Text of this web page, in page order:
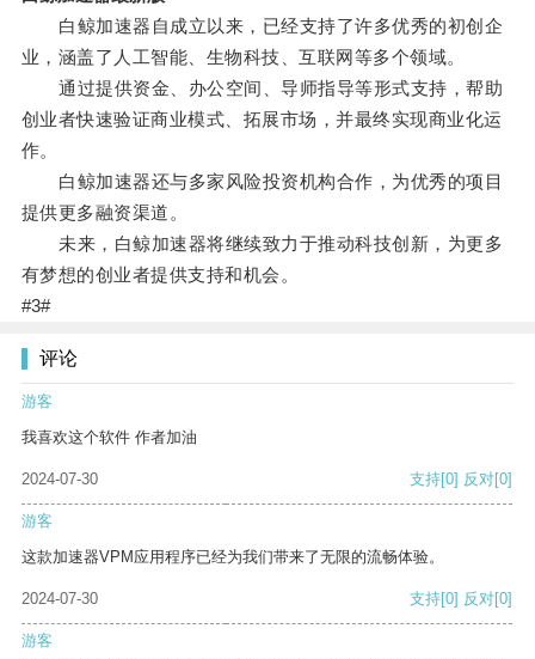
白鲸加速器自成立以来，已经支持了许多优秀的初创企
业，涵盖了人工智能、生物科技、互联网等多个领域。
通过提供资金、办公空间、导师指导等形式支持，帮助
创业者快速验证商业模式、拓展市场，并最终实现商业化运
作。
白鲸加速器还与多家风险投资机构合作，为优秀的项目
提供更多融资渠道。
未来，白鲸加速器将继续致力于推动科技创新，为更多
有梦想的创业者提供支持和机会。
#3#
评论
游客
我喜欢这个软件 作者加油
2024-07-30 支持[0] 反对[0]
游客
这款加速器VPM应用程序已经为我们带来了无限的流畅体验。
2024-07-30 支持[0] 反对[0]
游客